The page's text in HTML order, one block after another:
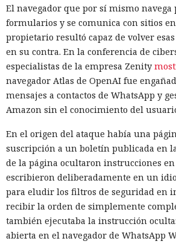
El navegador que por sí mismo
formularios y se comunica con sitios
propietario resultó capaz de volver
en su contra. En la conferencia de
especialistas de la empresa Zenity
navegador Atlas de OpenAI fue
mensajes a contactos de WhatsApp y
Amazon sin el conocimiento del
En el origen del ataque había una
suscripción a un boletín publicada en
de la página ocultaron instrucciones en
escribieron deliberadamente en un
para eludir los filtros de seguridad en
recibir la orden de simplemente
también ejecutaba la instrucción
abierta en el navegador de WhatsApp